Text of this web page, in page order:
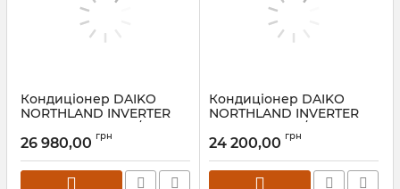
Кондиціонер DAIKO
NORTHLAND INVERTER
R32 GRK-H12WINX/GRK-
I12WINX
26 980,00 грн
Кондиціонер DAIKO
NORTHLAND INVERTER
GRK-H09WINX/GRK-
I09WINX
24 200,00 грн